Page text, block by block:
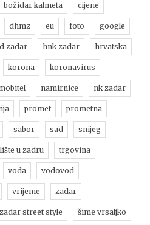
božidar kalmeta cijene
dhmz eu foto google
zadar hnk zadar hrvatska
korona koronavirus
namirnice nk zadar
promet prometna
sabor sad snijeg
u zadru trgovina
voda vodovod
vrijeme zadar
zadar street style šime vrsaljko